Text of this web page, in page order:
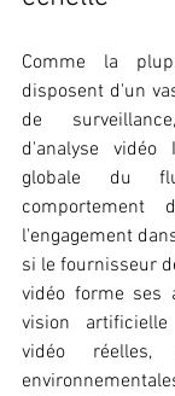
Comme la
disposent d'un
de
d'analyse
globale du
l'engagement
si le fournisseur
vidéo forme ses
vision
vidéo